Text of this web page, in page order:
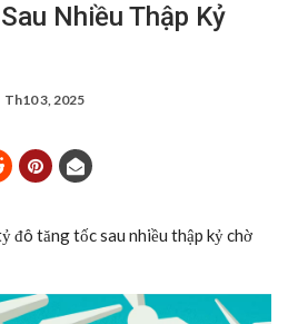
Nhiều Thập Kỷ
Th10 3, 2025
đô tăng tốc sau nhiều thập kỷ chờ